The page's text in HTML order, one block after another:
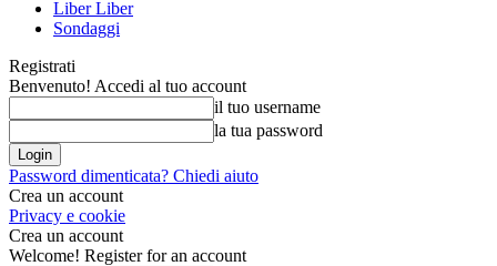
Liber Liber
Sondaggi
Registrati
Benvenuto! Accedi al tuo account
il tuo username
la tua password
Password dimenticata? Chiedi aiuto
Crea un account
Privacy e cookie
Crea un account
Welcome! Register for an account